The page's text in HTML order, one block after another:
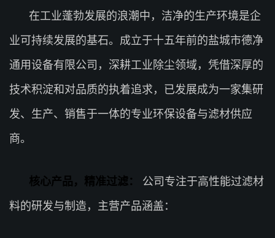
在工业蓬勃发展的浪潮中，洁净的生产环境是企
业可持续发展的基石。成立于十五年前的盐城市德净
通用设备有限公司，深耕工业除尘领域，凭借深厚的
技术积淀和对品质的执着追求，已发展成为一家集研
发、生产、销售于一体的专业环保设备与滤材供应
商。
核心产品，精准过滤：
公司专注于高性能过滤材
料的研发与制造，主营产品涵盖：